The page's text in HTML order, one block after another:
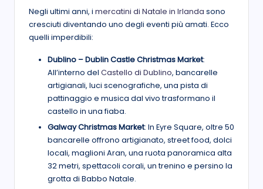
Negli ultimi anni, i mercatini di Natale in Irlanda sono
cresciuti diventando uno degli eventi più amati. Ecco
quelli imperdibili:
Dublino – Dublin Castle Christmas Market:
All’interno del Castello di Dublino, bancarelle
artigianali, luci scenografiche, una pista di
pattinaggio e musica dal vivo trasformano il
castello in una fiaba.
Galway Christmas Market: In Eyre Square, oltre 50
bancarelle offrono artigianato, street food, dolci
locali, maglioni Aran, una ruota panoramica alta
32 metri, spettacoli corali, un trenino e persino la
grotta di Babbo Natale.